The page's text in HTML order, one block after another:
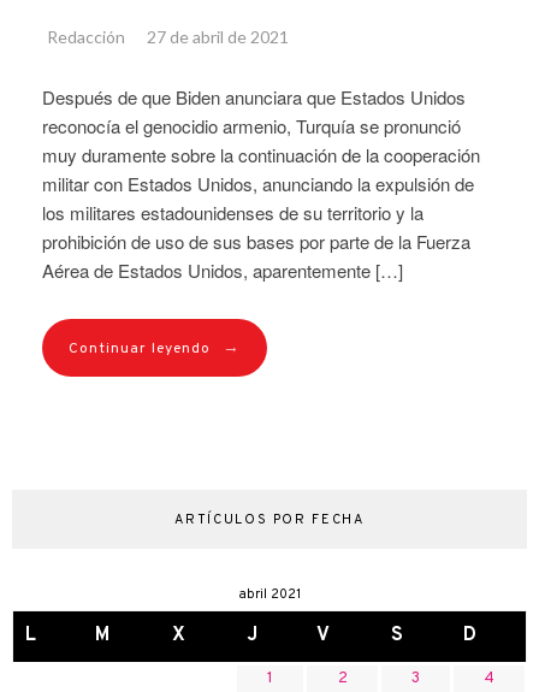
Redacción 27 de abril de 2021
Después de que Biden anunciara que Estados Unidos
reconocía el genocidio armenio, Turquía se pronunció
muy duramente sobre la continuación de la cooperación
militar con Estados Unidos, anunciando la expulsión de
los militares estadounidenses de su territorio y la
prohibición de uso de sus bases por parte de la Fuerza
Aérea de Estados Unidos, aparentemente […]
Continuar leyendo →
ARTÍCULOS POR FECHA
abril 2021
L M X J V S D
1 2 3
4